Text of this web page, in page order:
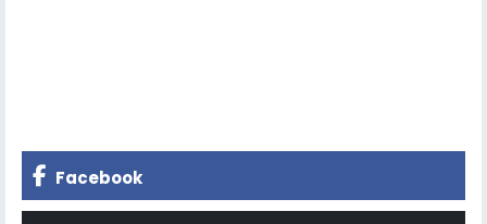
Facebook